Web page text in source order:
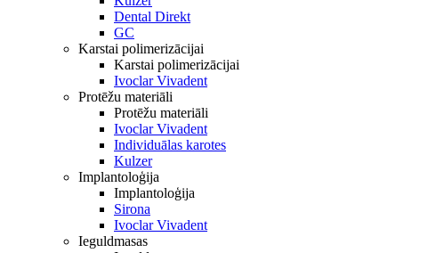
Dental Direkt
GC
Karstai polimerizācijai
Karstai polimerizācijai
Ivoclar Vivadent
Protēžu materiāli
Protēžu materiāli
Ivoclar Vivadent
Individuālas karotes
Kulzer
Implantoloģija
Implantoloģija
Sirona
Ivoclar Vivadent
Ieguldmasas